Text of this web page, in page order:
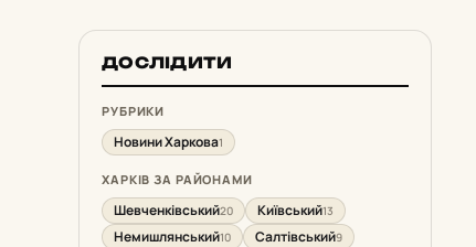
ДОСЛІДИТИ
РУБРИКИ
Новини Харкова1
ХАРКІВ ЗА РАЙОНАМИ
Шевченківський20 Київський13
Немишлянський10 Салтівський9